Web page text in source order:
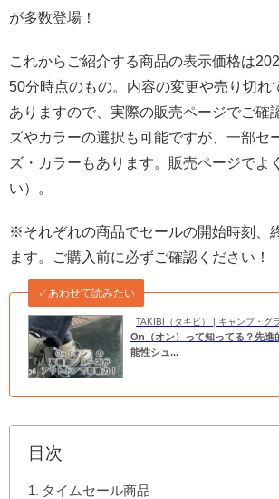
が多数登場！
これからご紹介する商品の表示価格は
50分時点のもの。内容の変更や売り切れ
ありますので、実際の販売ページでご確
ズやカラーの選択も可能ですが、一部セ
ズ・カラーもあります。販売ページでよ
い）。
※それぞれの商品でセールの開始時刻、
ます。ご購入前に必ずご確認ください！
TAKIBI（タキビ） | キャンプ・グ
✓あわせて読みたい
On（オン）って知ってる？先進
能性シュ...
目次
タイムセール商品